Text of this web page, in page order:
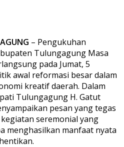
– Pengukuhan
Tulungagung Masa
pada Jumat, 5
awal reformasi besar dalam
kreatif daerah. Dalam
Tulungagung H. Gatut
pesan yang tegas
seremonial yang
menghasilkan manfaat nyata